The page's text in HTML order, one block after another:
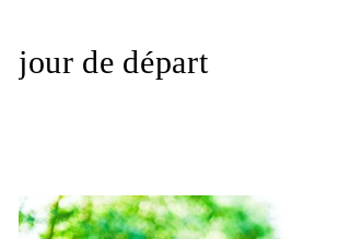
jour de départ